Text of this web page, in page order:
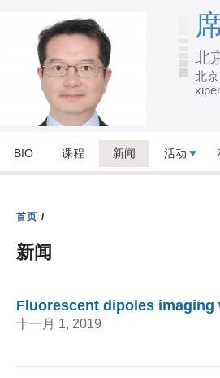
北
北
BIO 课程 新闻 活动
首页 /
新闻
Fluorescent dipoles
十一月 1, 2019